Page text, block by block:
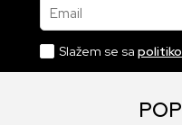
Email
Slažem se sa